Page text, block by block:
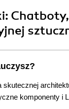
:
skutecznej
komponenty i